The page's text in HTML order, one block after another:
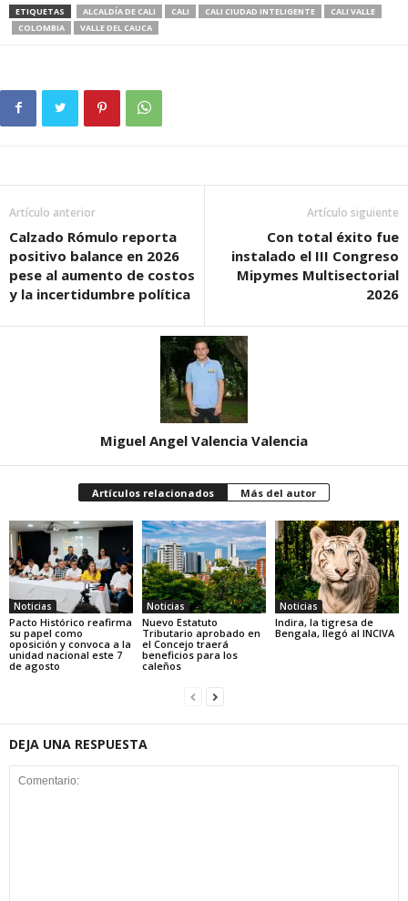
ETIQUETAS ALCALDÍA DE CALI CALI CALI CIUDAD INTELIGENTE
CALI VALLE
COLOMBIA
VALLE DEL CAUCA
Artículo anterior
Calzado Rómulo reporta
positivo balance en 2026
pese al aumento de costos
y la incertidumbre política
Artículo siguiente
Con total éxito fue
instalado el III Congreso
Mipymes Multisectorial
2026
Miguel Angel Valencia Valencia
Artículos relacionados Más del autor
Noticias
Pacto Histórico reafirma
su papel como
oposición y convoca a la
unidad nacional este 7
de agosto
Noticias
Nuevo Estatuto
Tributario aprobado en
el Concejo traerá
beneficios para los
caleños
Noticias
Indira, la tigresa de
Bengala, llegó al INCIVA
DEJA UNA RESPUESTA